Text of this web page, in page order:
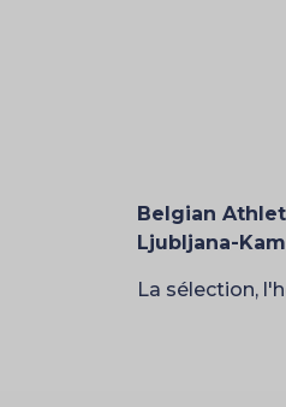
Belgian
Ljubljana-
La sélection,